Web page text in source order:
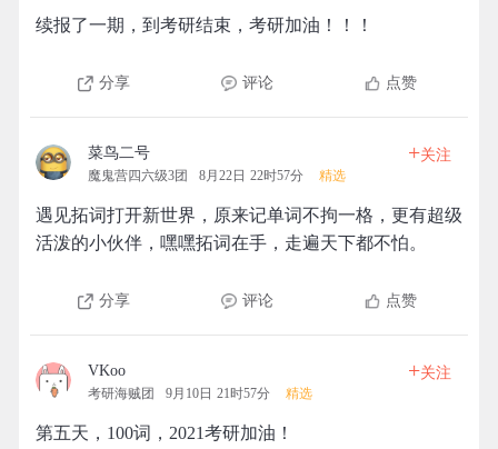
续报了一期，到考研结束，考研加油！！！
分享 评论 点赞
菜鸟二号
魔鬼营四六级3团 8月22日 22时57分 精选
+关注
遇见拓词打开新世界，原来记单词不拘一格，更有超级
活泼的小伙伴，嘿嘿拓词在手，走遍天下都不怕。
分享 评论 点赞
VKoo
考研海贼团 9月10日 21时57分 精选
+关注
第五天，100词，2021考研加油！